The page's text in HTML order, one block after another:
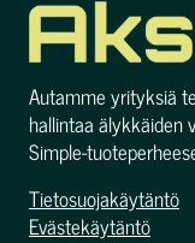
Autamme yrityksiä
hallintaa älykkäiden
Simple-
Tietosuojakäytäntö
Evästekäytäntö